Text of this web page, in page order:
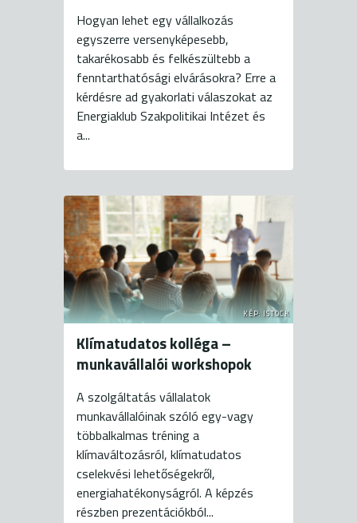
Hogyan lehet egy vállalkozás
egyszerre versenyképesebb,
takarékosabb és felkészültebb a
fenntarthatósági elvárásokra? Erre a
kérdésre ad gyakorlati válaszokat az
Energiaklub Szakpolitikai Intézet és
a...
KÉP: ISTOCK
Klímatudatos kolléga –
munkavállalói workshopok
A szolgáltatás vállalatok
munkavállalóinak szóló egy-vagy
többalkalmas tréning a
klímaváltozásról, klímatudatos
cselekvési lehetőségekről,
energiahatékonyságról. A képzés
részben prezentációkból...